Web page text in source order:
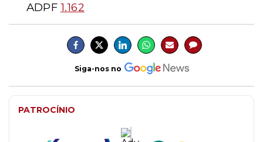
ADPF 1.162
Siga-nos no
PATROCÍNIO